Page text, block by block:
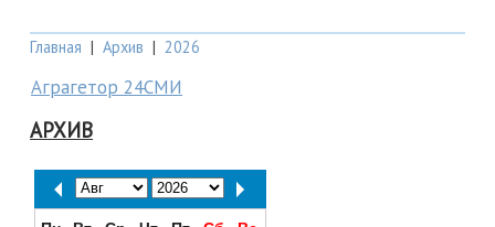
Главная | Архив | 2026
Аграгетор 24СМИ
АРХИВ